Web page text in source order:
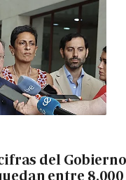
del
entre 8.000